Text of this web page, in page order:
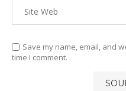
Save my name, email, and
time I comment.